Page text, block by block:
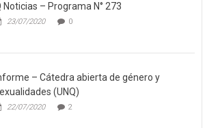
Noticias – Programa N° 273
23/07/2020 0
– Cátedra abierta de género y
(UNQ)
22/07/2020 2